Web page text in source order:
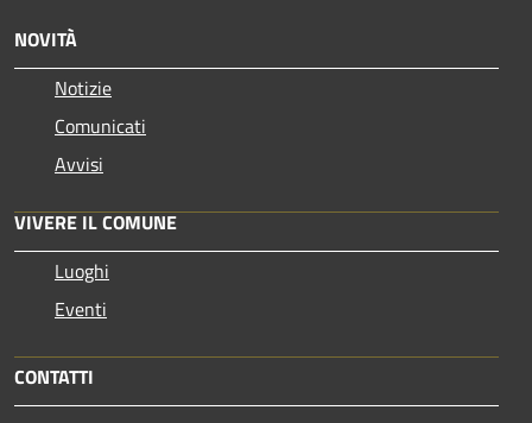
NOVITÀ
Notizie
Comunicati
Avvisi
VIVERE IL COMUNE
Luoghi
Eventi
CONTATTI